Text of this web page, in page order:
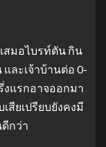
สมอไบรท์ตัน กิน
และเจ้าบ้านต่อ 0-
งแรกอาจออกมา
สียเปรียบยังคงมี
ดีกว่า